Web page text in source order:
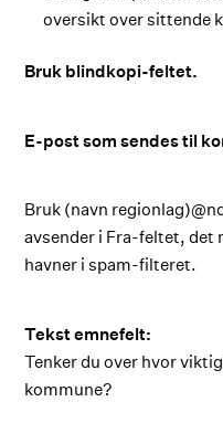
oversikt over sittende
Bruk blindkopi-feltet.
E-post som sendes til
Bruk (navn
avsender i Fra-feltet, det
havner i spam-filteret.
Tekst emnefelt:
Tenker du over hvor
kommune?